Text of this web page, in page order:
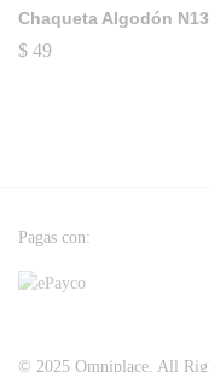
Chaqueta Algodón
$ 49
© 2025 Omniplace. All
Pagas con: